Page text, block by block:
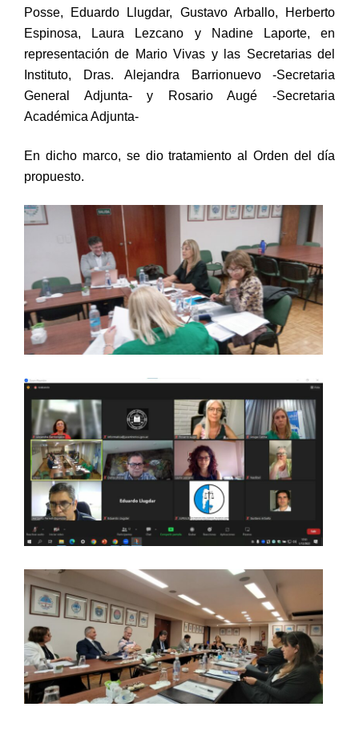
Posse, Eduardo Llugdar, Gustavo Arballo, Herberto
Espinosa, Laura Lezcano y Nadine Laporte, en
representación de Mario Vivas y las Secretarias del
Instituto, Dras. Alejandra Barrionuevo -Secretaria
General Adjunta- y Rosario Augé -Secretaria
Académica Adjunta-
En dicho marco, se dio tratamiento al Orden del día
propuesto.